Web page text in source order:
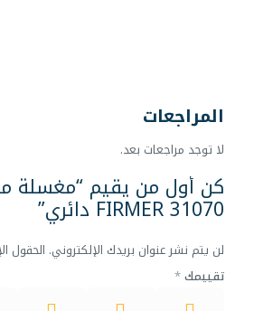
المراجعات
لا توجد مراجعات بعد.
كن أول من يقيم “مغسلة
FIRMER 31070 دائري”
لن يتم نشر عنوان بريدك الإلكتروني. الحقول
تقييمك*